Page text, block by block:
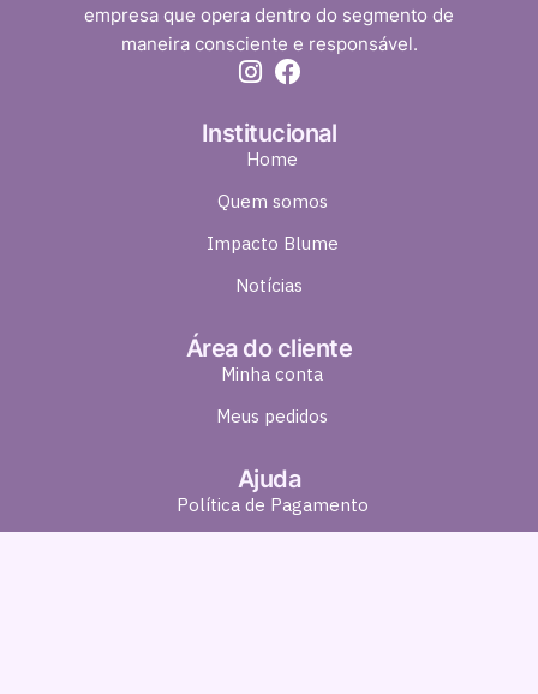
empresa que opera dentro do segmento de
maneira consciente e responsável.
Institucional
Home
Quem somos
Impacto Blume
Notícias
Área do cliente
Minha conta
Meus pedidos
Ajuda
Política de Pagamento